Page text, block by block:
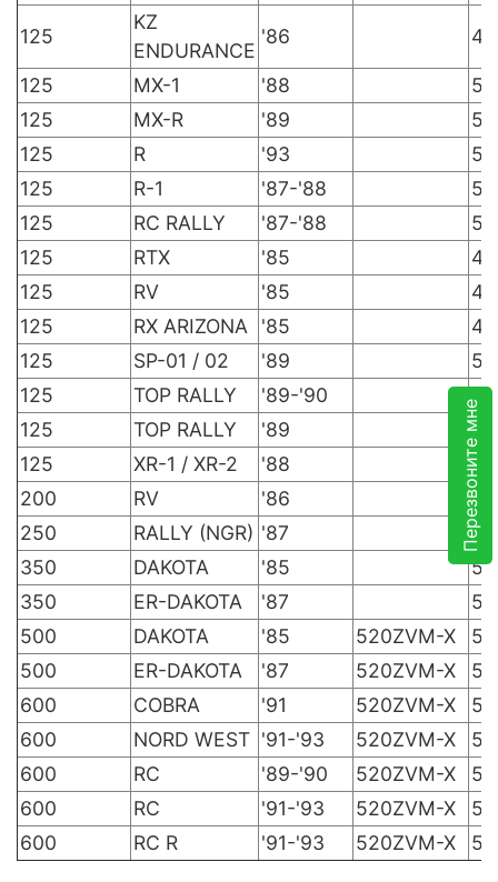
Перезвоните мне
125
KZ
ENDURANCE
'86
125 MX-1 '88
125
MX-R '89
125
R '93
125
R-1 '87-'88
125
RC RALLY '87-'88
125
RTX '85
125
RV '85
125
RX ARIZONA '85
125
SP-01 / 02 '89
125
TOP RALLY '89-'90
125
TOP RALLY '89
125
XR-1 / XR-2 '88
200
RV '86
250
RALLY (NGR) '87
350
DAKOTA '85
350
ER-DAKOTA '87
500
DAKOTA '85 520ZVM-X
500
ER-DAKOTA '87 520ZVM-X
600
COBRA '91 520ZVM-X
600
NORD WEST '91-'93 520ZVM-X
600
RC '89-'90 520ZVM-X
600
RC '91-'93 520ZVM-X
600
RC R '91-'93 520ZVM-X